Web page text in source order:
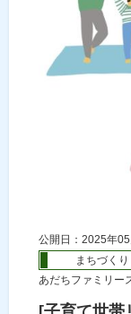
公開日：2025年05
まちづく
あだちファミリー